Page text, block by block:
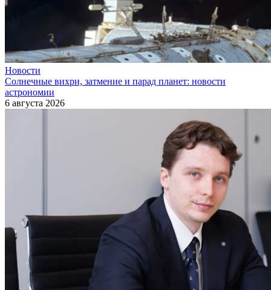
Новости
Солнечные вихри, затмение и парад планет: новости
астрономии
6 августа 2026